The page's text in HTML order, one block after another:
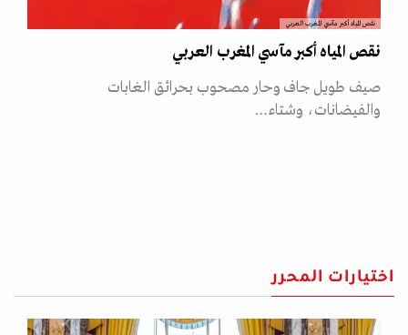
نقص المياه أكبر مآسي المغرب العربي
نقص المياه أكبر مآسي المغرب العربي
صيف طويل جاف وحار مصحوب بحرائق الغابات
والفيضانات، وشتاء…
اختيارات المحرر